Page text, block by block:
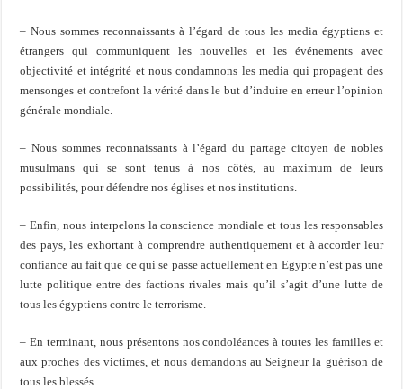
– Nous sommes reconnaissants à l’égard de tous les media égyptiens et
étrangers qui communiquent les nouvelles et les événements avec
objectivité et intégrité et nous condamnons les media qui propagent des
mensonges et contrefont la vérité dans le but d’induire en erreur l’opinion
générale mondiale.
– Nous sommes reconnaissants à l’égard du partage citoyen de nobles
musulmans qui se sont tenus à nos côtés, au maximum de leurs
possibilités, pour défendre nos églises et nos institutions.
– Enfin, nous interpelons la conscience mondiale et tous les responsables
des pays, les exhortant à comprendre authentiquement et à accorder leur
confiance au fait que ce qui se passe actuellement en Egypte n’est pas une
lutte politique entre des factions rivales mais qu’il s’agit d’une lutte de
tous les égyptiens contre le terrorisme.
– En terminant, nous présentons nos condoléances à toutes les familles et
aux proches des victimes, et nous demandons au Seigneur la guérison de
tous les blessés.